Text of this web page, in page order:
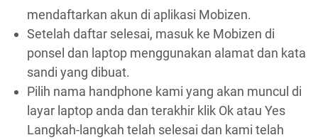
mendaftarkan akun di aplikasi Mobizen.
Setelah daftar selesai, masuk ke Mobizen di
ponsel dan laptop menggunakan alamat dan kata
sandi yang dibuat.
Pilih nama handphone kami yang akan muncul di
layar laptop anda dan terakhir klik Ok atau Yes
Langkah-langkah telah selesai dan kami telah